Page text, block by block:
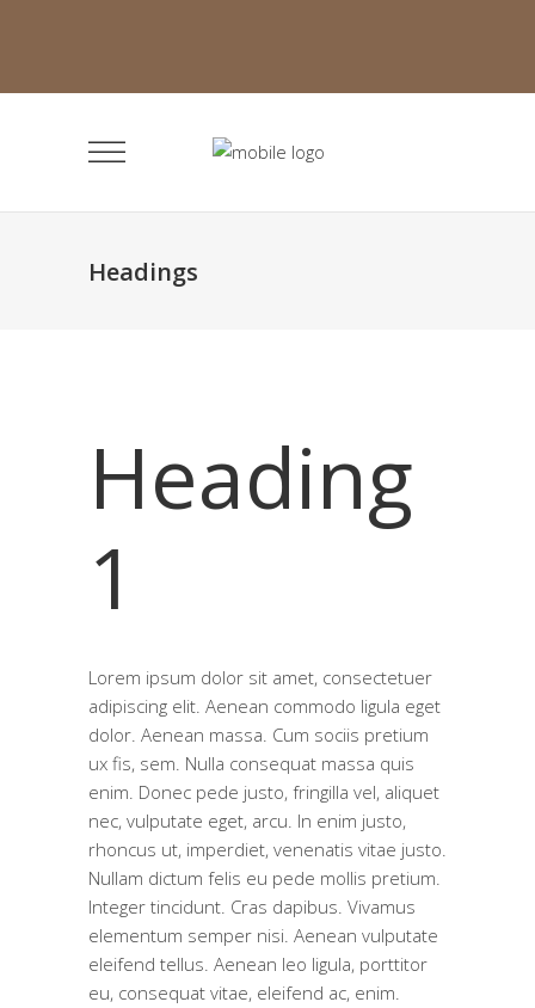
Headings
Heading
1
Lorem ipsum dolor sit amet, consectetuer
adipiscing elit. Aenean commodo ligula eget
dolor. Aenean massa. Cum sociis pretium
ux fis, sem. Nulla consequat massa quis
enim. Donec pede justo, fringilla vel, aliquet
nec, vulputate eget, arcu. In enim justo,
rhoncus ut, imperdiet, venenatis vitae justo.
Nullam dictum felis eu pede mollis pretium.
Integer tincidunt. Cras dapibus. Vivamus
elementum semper nisi. Aenean vulputate
eleifend tellus. Aenean leo ligula, porttitor
eu, consequat vitae, eleifend ac, enim.